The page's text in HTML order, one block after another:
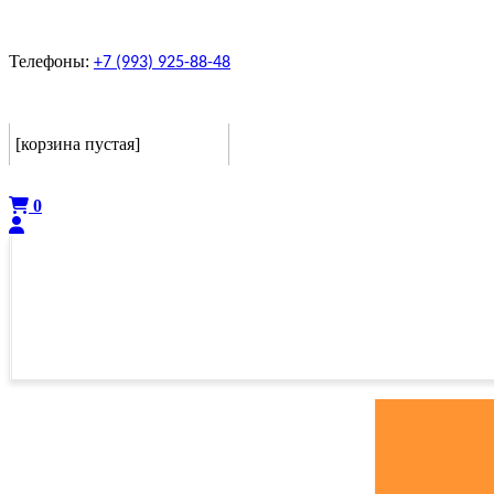
Телефоны: +7 (993) 925-88-48
[корзина пустая]
0